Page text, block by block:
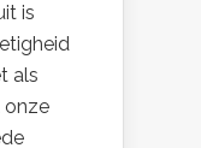
is
als
onze